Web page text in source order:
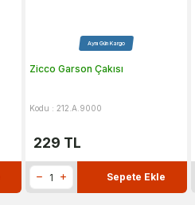
Aynı Gün Kargo
Zicco Garson Çakısı
Kodu : 212.A.9000
229 TL
Sepete Ekle